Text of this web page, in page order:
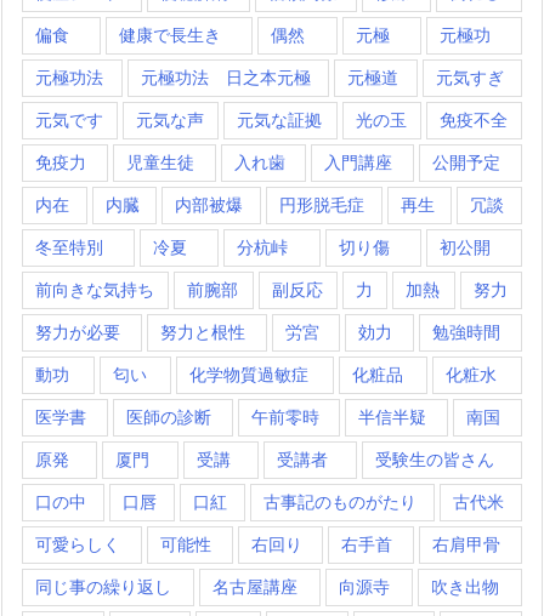
偏食 健康で長生き 偶然 元極 元極功
元極功法 元極功法 日之本元極 元極道 元気すぎ
元気です 元気な声 元気な証拠 光の玉 免疫不全
免疫力 児童生徒 入れ歯 入門講座 公開予定
内在 内臓 内部被爆 円形脱毛症 再生 冗談
冬至特別 冷夏 分杭峠 切り傷 初公開
前向きな気持ち 前腕部 副反応 力 加熱 努力
努力が必要 努力と根性 労宮 効力 勉強時間
動功 匂い 化学物質過敏症 化粧品 化粧水
医学書 医師の診断 午前零時 半信半疑 南国
原発 厦門 受講 受講者 受験生の皆さん
口の中 口唇 口紅 古事記のものがたり 古代米
可愛らしく 可能性 右回り 右手首 右肩甲骨
同じ事の繰り返し 名古屋講座 向源寺 吹き出物